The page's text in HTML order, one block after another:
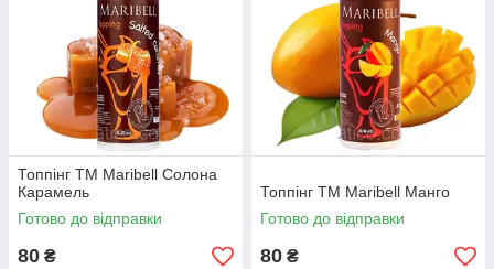
Топпінг ТМ Maribell Солона
Карамель
Готово до відправки
80 ₴
Топпінг ТМ Maribell Манго
Готово до відправки
80 ₴